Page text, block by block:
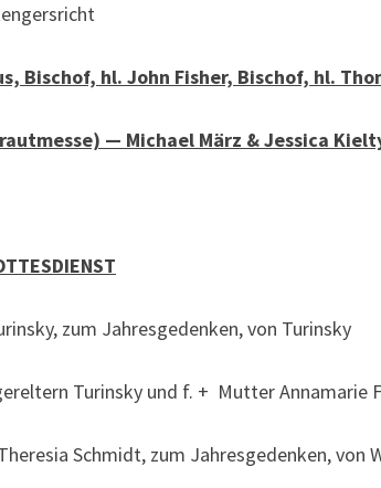
Bischof, hl. John Fisher, Bischof, hl.
— Michael März & Jessica
zum Jahresgedenken, von Turinsky
Turinsky und f. + Mutter Annamarie
Schmidt, zum Jahresgedenken, von